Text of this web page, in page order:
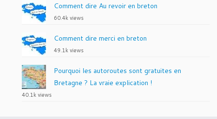
Comment dire Au revoir en breton
60.4k views
Comment dire merci en breton
49.1k views
Pourquoi les autoroutes sont gratuites en
Bretagne ? La vraie explication !
40.1k views